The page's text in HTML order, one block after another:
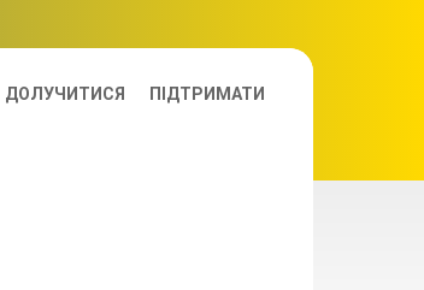
ДОЛУЧИТИСЯ ПІДТРИМАТИ